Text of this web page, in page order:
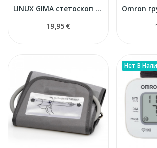
LINUX GIMA стетоскоп синий
19,95 €
Нет В